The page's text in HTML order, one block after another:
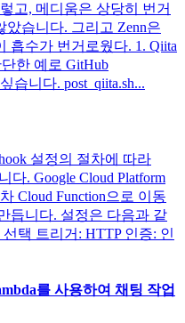
고, 메디움은 상당히 번거
습니다. 그리고 Zenn은
흡수가 번거로웠다. 1. Qiita
한 예로 GitHub
습니다. post_qiita.sh...
설정의 절차에 따라
다. Google Cloud Platform
Cloud Function으로 이동
듭니다. 설정은 다음과 같
택 트리거: HTTP 인증: 인
를 사용하여 채팅 작업